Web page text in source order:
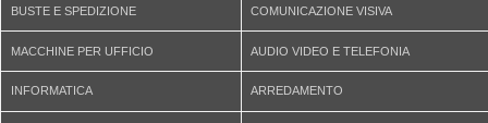
BUSTE E SPEDIZIONE COMUNICAZIONE VISIVA
MACCHINE PER UFFICIO AUDIO VIDEO E TELEFONIA
INFORMATICA ARREDAMENTO